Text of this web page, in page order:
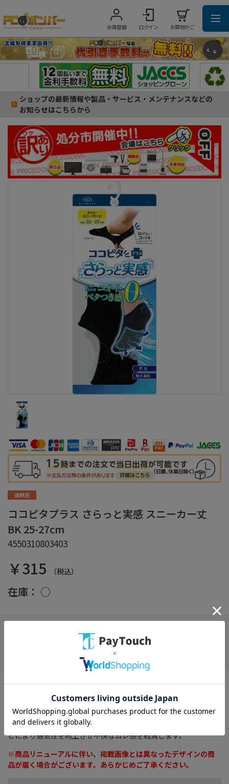
会員登録 ログイン お買物かご
ショップの最新情報や製品・サービス・メンテナンスなどの
お知らせはこちらから
ココピタプラス さらっと実感 スニーカー丈
BK 25-27cm
4550310803403
￥315 （税込）
在庫： ○
足の動きと生地の伸縮を研究して生まれた独自開発のストッパー
で、脱げないフットカバーを実現しています。吸水速乾機能、消臭
機能を備えた糸を選定し汗によるムレや臭いを軽減、足元を快適
にします。指の付け根部分や足底部分にメッシュ組織を入れるこ
とにより通気性を向上させ不快なムレ感を軽減します。
※商品リニューアルに伴い、掲載画像とは異なったデザインの商
品が届く場合がございます。あらかじめご了承ください。